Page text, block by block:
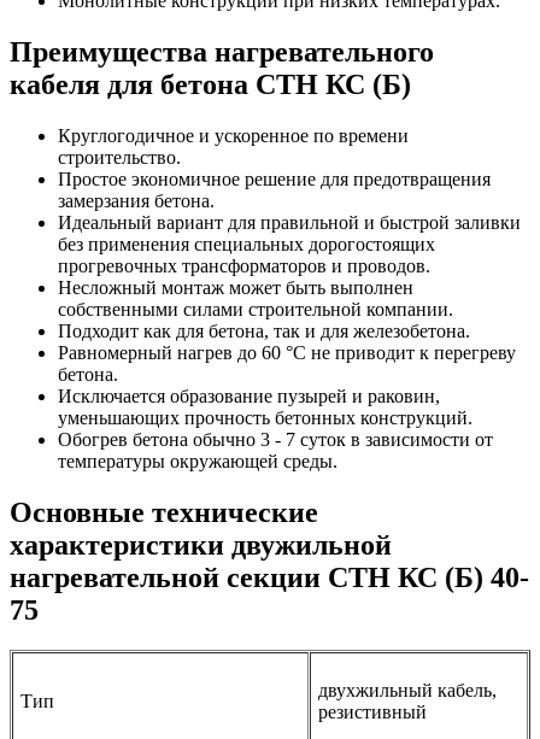
Преимущества нагревательного
кабеля для бетона СТН КС (Б)
Круглогодичное и ускоренное по времени
строительство.
Простое экономичное решение для предотвращения
замерзания бетона.
Идеальный вариант для правильной и быстрой заливки
без применения специальных дорогостоящих
прогревочных трансформаторов и проводов.
Несложный монтаж может быть выполнен
собственными силами строительной компании.
Подходит как для бетона, так и для железобетона.
Равномерный нагрев до 60 °С не приводит к перегреву
бетона.
Исключается образование пузырей и раковин,
уменьшающих прочность бетонных конструкций.
Обогрев бетона обычно 3 - 7 суток в зависимости от
температуры окружающей среды.
Основные технические
характеристики двужильной
нагревательной секции СТН КС (Б) 40-
75
Тип
двухжильный кабель,
резистивный